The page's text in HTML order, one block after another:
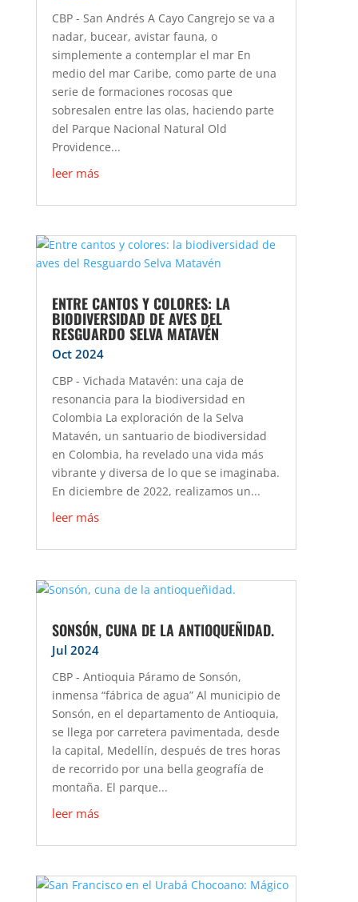
CBP - San Andrés A Cayo Cangrejo se va a
nadar, bucear, avistar fauna, o
simplemente a contemplar el mar En
medio del mar Caribe, como parte de una
serie de formaciones rocosas que
sobresalen entre las olas, haciendo parte
del Parque Nacional Natural Old
Providence...
leer más
ENTRE CANTOS Y COLORES: LA
BIODIVERSIDAD DE AVES DEL
RESGUARDO SELVA MATAVÉN
Oct 2024
CBP - Vichada Matavén: una caja de
resonancia para la biodiversidad en
Colombia La exploración de la Selva
Matavén, un santuario de biodiversidad
en Colombia, ha revelado una vida más
vibrante y diversa de lo que se imaginaba.
En diciembre de 2022, realizamos un...
leer más
SONSÓN, CUNA DE LA ANTIOQUEÑIDAD.
Jul 2024
CBP - Antioquia Páramo de Sonsón,
inmensa “fábrica de agua” Al municipio de
Sonsón, en el departamento de Antioquia,
se llega por carretera pavimentada, desde
la capital, Medellín, después de tres horas
de recorrido por una bella geografía de
montaña. El parque...
leer más